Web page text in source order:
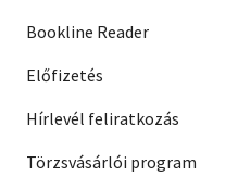
Bookline Reader
Előfizetés
Hírlevél feliratkozás
Törzsvásárlói program